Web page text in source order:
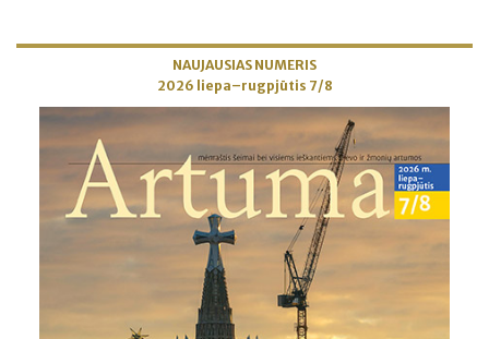
NAUJAUSIAS NUMERIS
2026 liepa–rugpjūtis 7/8